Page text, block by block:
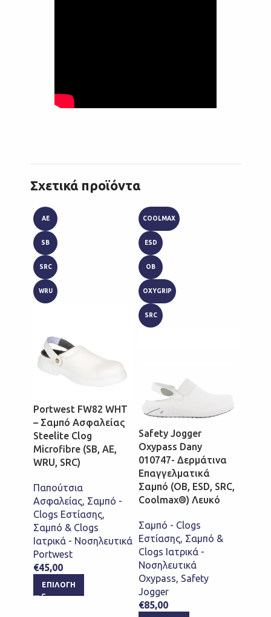
Σχετικά προϊόντα
AE
SB
SRC
WRU
Portwest FW82 WHT
– Σαμπό Ασφαλείας
Steelite Clog
Microfibre (SB, AE,
WRU, SRC)
Παπούτσια
Ασφαλείας, Σαμπό -
Clogs Εστίασης,
Σαμπό & Clogs
Ιατρικά - Νοσηλευτικά
Portwest
€45,00
ΕΠΙΛΟΓΉ
COOLMAX
ESD
OB
OXYGRIP
SRC
Safety Jogger
Oxypass Dany
010747- Δερμάτινα
Επαγγελματικά
Σαμπό (OB, ESD, SRC,
Coolmax®) Λευκό
Σαμπό - Clogs
Εστίασης, Σαμπό &
Clogs Ιατρικά -
Νοσηλευτικά
Oxypass, Safety
Jogger
€85,00